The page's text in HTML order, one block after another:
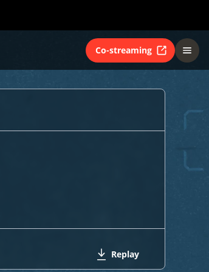
Co-streaming
Replay